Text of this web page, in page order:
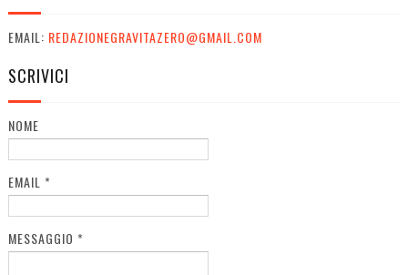
EMAIL: REDAZIONEGRAVITAZERO@GMAIL.COM
SCRIVICI
NOME
EMAIL *
MESSAGGIO *